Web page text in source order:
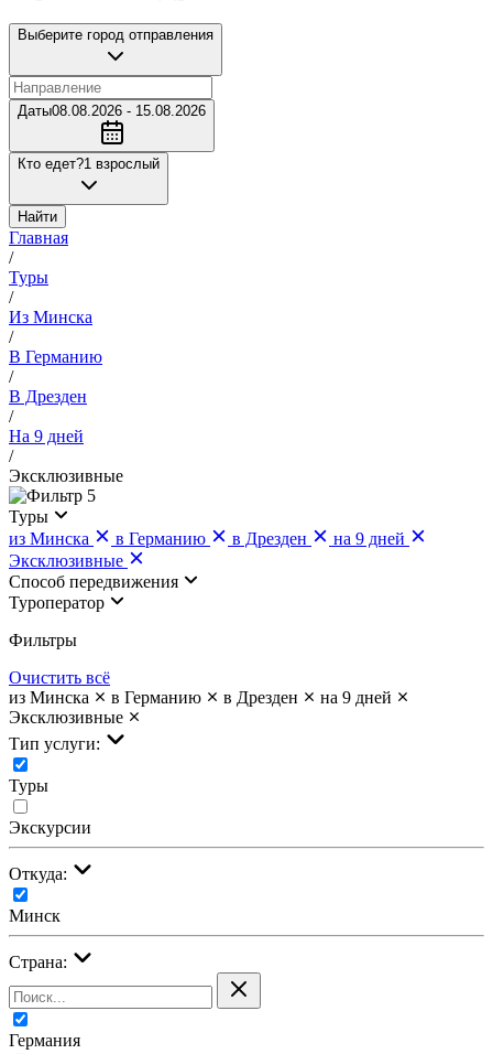
Выберите город отправления
Даты08.08.2026 - 15.08.2026
Кто едет?1 взрослый
Найти
Главная
/
Туры
/
Из Минска
/
В Германию
/
В Дрезден
/
На 9 дней
/
Эксклюзивные
5
Туры
из Минска
в Германию в Дрезден
на 9 дней
Эксклюзивные
Cпособ передвижения
Туроператор
Фильтры
Очистить всё
из Минска
в Германию в Дрезден
на 9 дней
Эксклюзивные
Тип услуги:
Туры
Экскурсии
Откуда:
Минск
Страна:
Германия